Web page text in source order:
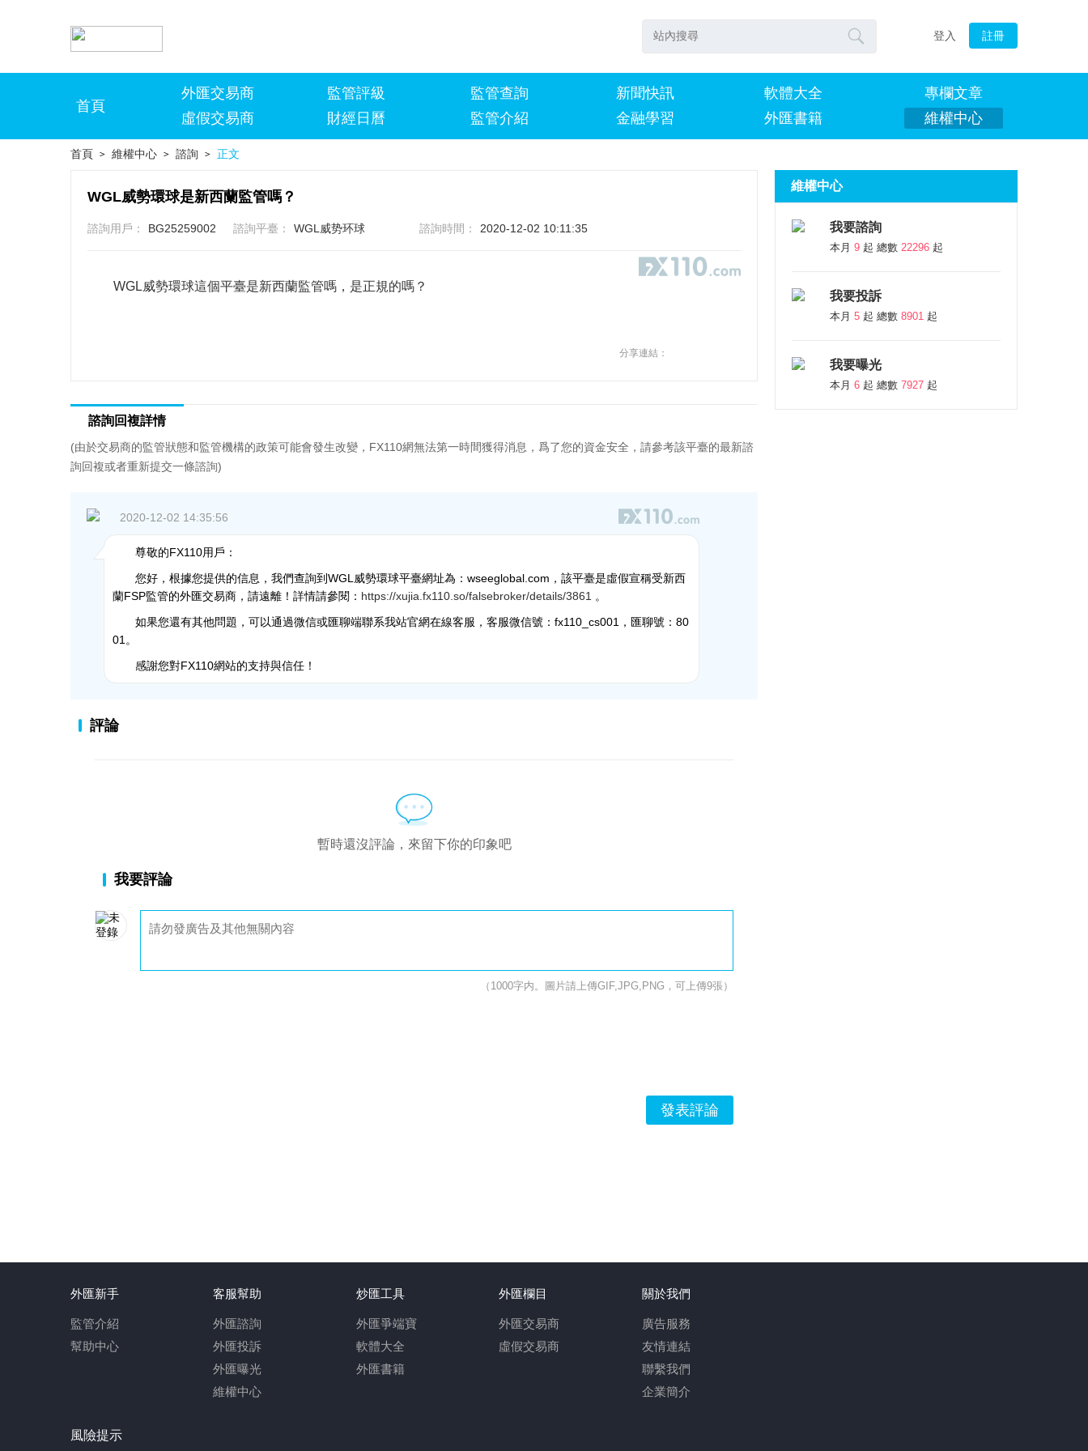
 登入 註冊
首頁
外匯交易商
虛假交易商
監管評級
財經日曆
監管查詢
監管介紹
新聞快訊
金融學習
軟體大全
外匯書籍
專欄文章
維權中心
首頁 > 維權中心 > 諮詢 > 正文
WGL威勢環球是新西蘭監管嗎？
諮詢用戶： BG25259002 諮詢平臺： WGL威势环球 諮詢時間： 2020-12-02 10:11:35
WGL威勢環球這個平臺是新西蘭監管嗎，是正規的嗎？
分享連結：
諮詢回複詳情
(由於交易商的監管狀態和監管機構的政策可能會發生改變，FX110網無法第一時間獲得消息，爲了您的資金安全，請參考該平臺的最新諮
詢回複或者重新提交一條諮詢)
2020-12-02 14:35:56
尊敬的FX110用戶：
您好，根據您提供的信息，我們查詢到WGL威勢環球平臺網址為：wseeglobal.com，該平臺是虛假宣稱受新西
蘭FSP監管的外匯交易商，請遠離！詳情請參閱： https://xujia.fx110.so/falsebroker/details/3861 。
如果您還有其他問題，可以通過微信或匯聊端聯系我站官網在線客服，客服微信號：fx110_cs001，匯聊號：80
01。
感謝您對FX110網站的支持與信任！
評論
暫時還沒評論，來留下你的印象吧
我要評論
（1000字内。圖片請上傳GIF,JPG,PNG，可上傳9張）
發表評論
維權中心
我要諮詢
本月 9 起 總數 22296 起
我要投訴
本月 5 起 總數 8901 起
我要曝光
本月 6 起 總數 7927 起
外匯新手
監管介紹
幫助中心
客服幫助
外匯諮詢
外匯投訴
外匯曝光
維權中心
炒匯工具
外匯爭端寶
軟體大全
外匯書籍
外匯欄目
外匯交易商
虛假交易商
關於我們
廣告服務
友情連結
聯繫我們
企業簡介
風險提示